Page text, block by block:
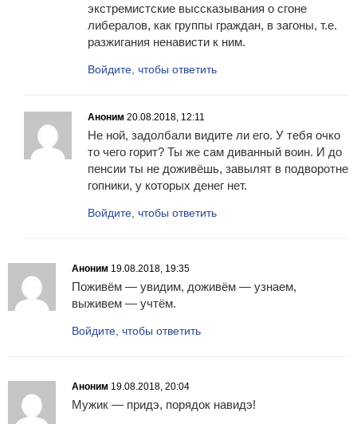
экстремистские выссказывания о сгоне
либералов, как группы граждан, в загоны, т.е.
разжигания ненависти к ним.
Войдите, чтобы ответить
Аноним 20.08.2018, 12:11
Не ной, задолбали видите ли его. У тебя очко
то чего горит? Ты же сам диванный воин. И до
пенсии ты не доживёшь, завылят в подворотне
гопники, у которых денег нет.
Войдите, чтобы ответить
Аноним 19.08.2018, 19:35
Поживём — увидим, доживём — узнаем,
выживем — учтём.
Войдите, чтобы ответить
Аноним 19.08.2018, 20:04
Мужик — придэ, порядок навидэ!